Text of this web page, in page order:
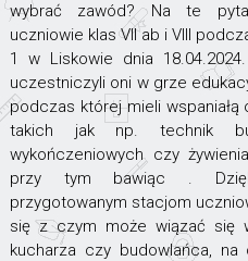
wybrać zawód? Na te
uczniowie klas VII ab i VIII
1 w Liskowie dnia
uczestniczyli oni w grze
podczas której mieli
takich jak np. technik
wykończeniowych czy
przy tym bawiąc .
przygotowanym stacjom
się z czym może wiązać się
kucharza czy budowlańca,